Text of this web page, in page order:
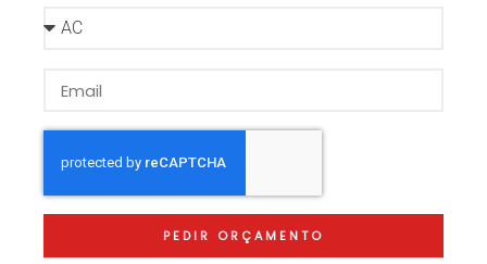
PEDIR ORÇAMENTO